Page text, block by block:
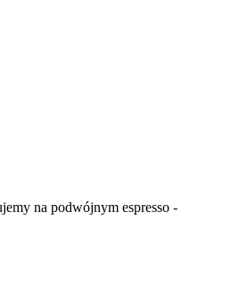
na podwójnym espresso -